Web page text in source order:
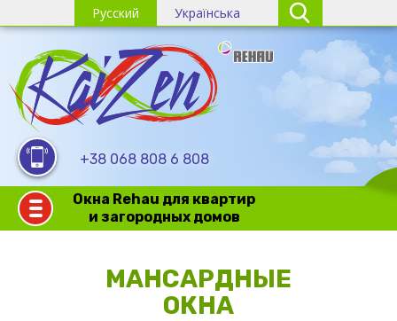
Українська
Русский
Окна Rehau для квартир
и загородных домов
+38 068 808 6 808
МАНСАРДНЫЕ
ОКНА